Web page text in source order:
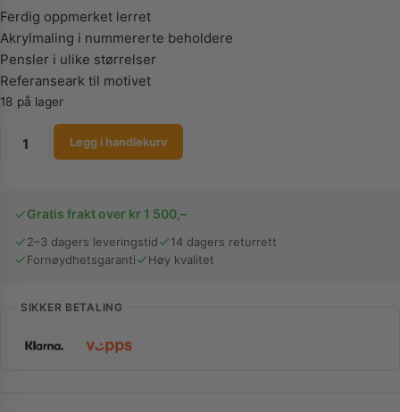
kr 399,00.kr 199,00.
Ferdig oppmerket lerret
Akrylmaling i nummererte beholdere
Pensler i ulike størrelser
Referanseark til motivet
18 på lager
Italia
antall
Legg i handlekurv
Gratis frakt over kr 1 500,–
2–3 dagers leveringstid
14 dagers returrett
Fornøydhetsgaranti
Høy kvalitet
SIKKER BETALING